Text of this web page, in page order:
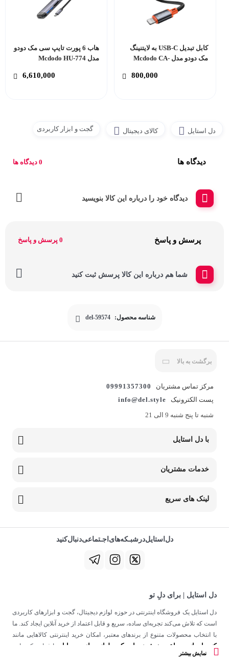
کابل تبدیل USB-C به لایتنینگ
مک دودو مدل Mcdodo CA-
800,000
هاب 6 پورت تایپ سی مک دودو
مدل Mcdodo HU-774
6,610,000
دل استایل کالای دیجیتال گجت و ابزار کاربردی
دیدگاه ها 0 دیدگاه ها
دیدگاه خود را درباره این کالا بنویسید
پرسش و پاسخ 0 پرسش و پاسخ
شما هم درباره این کالا پرسش ثبت کنید
شناسه محصول: del-59574
برگشت به بالا
مرکز تماس مشتریان
09991357300
پست الکترونیک
info@del.style
شنبه تا پنج شنبه 9 الی 21
با دل استایل
خدمات مشتریان
لینک های سریع
دل‌استایل‌در‌‌شبـکه‌های‌اجـتماعی‌دنبال‌کنید
دل استایل | برای دلِ تو
دل استایل یک فروشگاه اینترنتی در حوزه لوازم دیجیتال، گجت و ابزارهای کاربردی
است که تلاش می‌کند تجربه‌ای ساده، سریع و قابل اعتماد از خرید آنلاین ایجاد کند. ما
با انتخاب محصولات متنوع از برندهای معتبر، امکان خرید اینترنتی کالاهایی مانند
کنسول بازی ساعت هوشمند اسپیکر ولوازم جانبی موبایل
را فراهم کرده‌ایم.
در دل استایل، تمرکز ما فقط روی فروش نیست؛ هدف ساختن تجربه‌ای است که
نمایش بیشتر